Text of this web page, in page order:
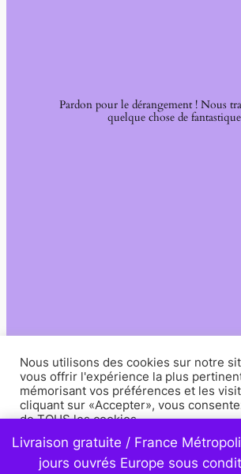
Livraison gratuite / France
jours ouvrés Europe sous
Pardon pour le dérangement ! Nous
quelque chose de
Nous utilisons des cookies sur notre
vous offrir l'expérience la plus
mémorisant vos préférences et les
cliquant sur «Accepter», vous
de TOUS les cookies.
Paramètres Accepter